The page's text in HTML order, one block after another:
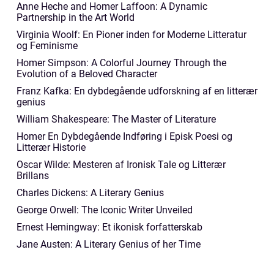
Anne Heche and Homer Laffoon: A Dynamic
Partnership in the Art World
Virginia Woolf: En Pioner inden for Moderne Litteratur
og Feminisme
Homer Simpson: A Colorful Journey Through the
Evolution of a Beloved Character
Franz Kafka: En dybdegående udforskning af en litterær
genius
William Shakespeare: The Master of Literature
Homer En Dybdegående Indføring i Episk Poesi og
Litterær Historie
Oscar Wilde: Mesteren af Ironisk Tale og Litterær
Brillans
Charles Dickens: A Literary Genius
George Orwell: The Iconic Writer Unveiled
Ernest Hemingway: Et ikonisk forfatterskab
Jane Austen: A Literary Genius of her Time